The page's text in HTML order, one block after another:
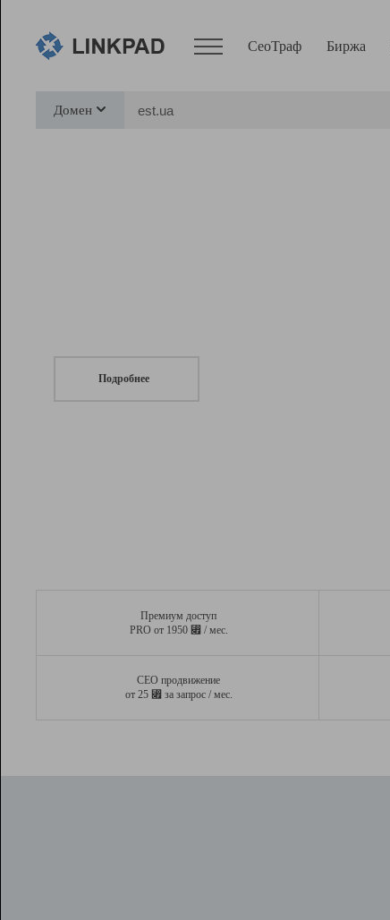
СеоТраф Биржа
Домен
Подробнее
Премиум доступ
PRO от 1950 ⃏ / мес.
СЕО продвижение
от 25 ⃏ за запрос / мес.